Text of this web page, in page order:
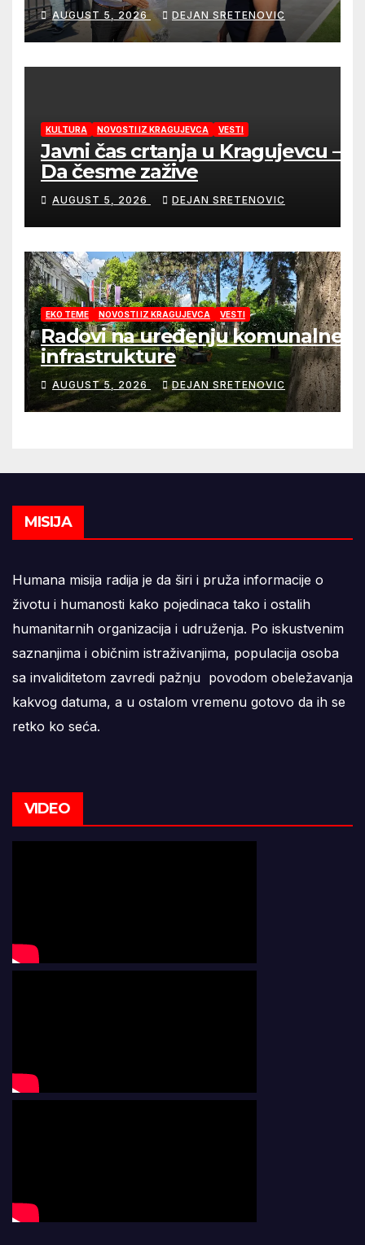
AUGUST 5, 2026 DEJAN SRETENOVIC
KULTURA NOVOSTI IZ KRAGUJEVCA VESTI
Javni čas crtanja u Kragujevcu –
Da česme zažive
AUGUST 5, 2026 DEJAN SRETENOVIC
EKO TEME NOVOSTI IZ KRAGUJEVCA VESTI
Radovi na uređenju komunalne
infrastrukture
AUGUST 5, 2026 DEJAN SRETENOVIC
MISIJA
Humana misija radija je da širi i pruža informacije o
životu i humanosti kako pojedinaca tako i ostalih
humanitarnih organizacija i udruženja. Po iskustvenim
saznanjima i običnim istraživanjima, populacija osoba
sa invaliditetom zavredi pažnju povodom obeležavanja
kakvog datuma, a u ostalom vremenu gotovo da ih se
retko ko seća.
VIDEO